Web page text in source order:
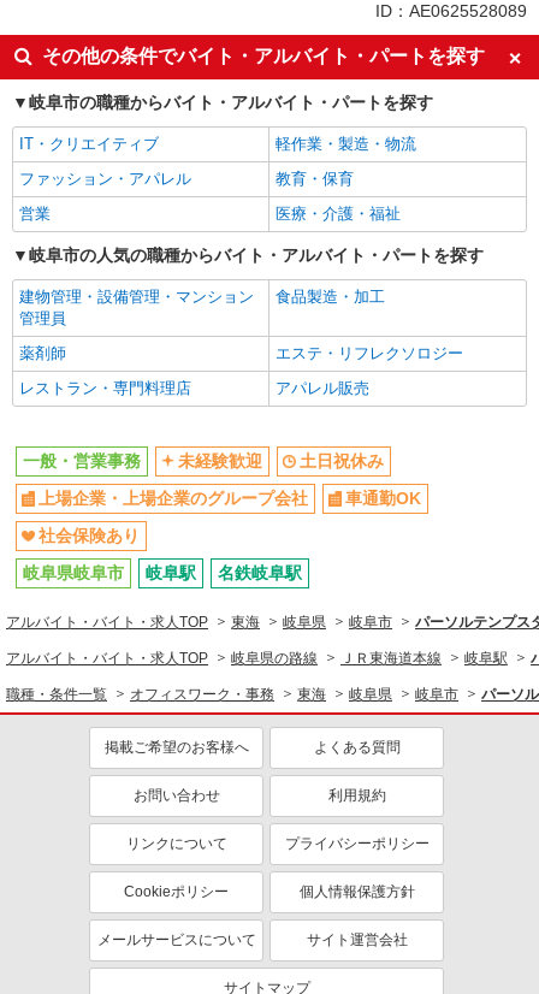
上場企業・上場企業のグループ会
社
車通勤OK
社会保険あり
ID：AE0625528089
その他の条件でバイト・アルバイト・パートを探す
岐阜市の職種からバイト・アルバイト・パートを探す
IT・クリエイティブ
軽作業・製造・物流
ファッション・アパレル
教育・保育
営業
医療・介護・福祉
岐阜市の人気の職種からバイト・アルバイト・パートを探す
建物管理・設備管理・マンション
管理員
食品製造・加工
薬剤師
エステ・リフレクソロジー
レストラン・専門料理店
アパレル販売
一般・営業事務 未経験歓迎
土日祝休み
上場企業・上場企業のグループ会社
車通勤OK
社会保険あり
岐阜県岐阜市
岐阜駅 名鉄岐阜駅
アルバイト・バイト・求人TOP 東海 岐阜県 岐阜市 パーソルテンプス
アルバイト・バイト・求人TOP 岐阜県の路線 ＪＲ東海道本線 岐阜駅
職種・条件一覧 オフィスワーク・事務 東海 岐阜県 岐阜市 パーソ
掲載ご希望のお客様へ よくある質問
お問い合わせ 利用規約
リンクについて プライバシーポリシー
Cookieポリシー 個人情報保護方針
メールサービスについて サイト運営会社
サイトマップ